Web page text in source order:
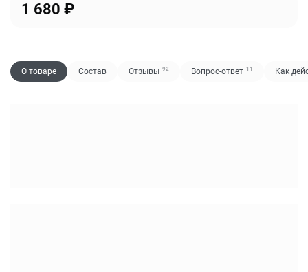
1 680 ₽
О товаре Состав Отзывы 92 Вопрос-ответ 11 Как